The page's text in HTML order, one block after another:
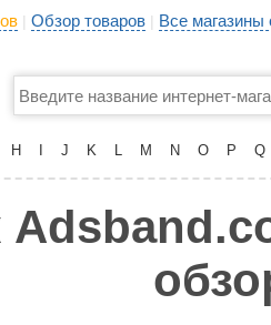
| Обзор товаров | Все
H J K L M N O P Q